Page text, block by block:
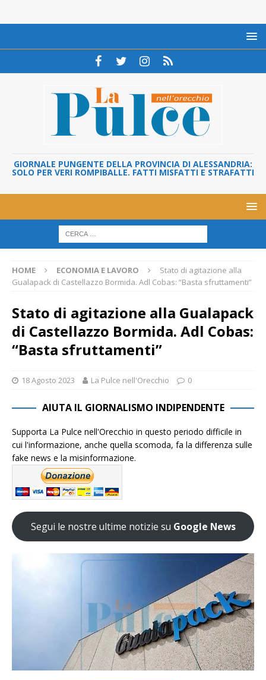
GIORNALE PUNGENTE DELLA PROVINCIA DI ALESSANDRIA:
SOLO PER VERI ROMPIBALLE. FATTI MISFATTI E STRAFATTI
HOME ECONOMIA E LAVORO
Stato di agitazione alla
Gualapack di Castellazzo Bormida. Adl Cobas: “Basta sfruttamenti”
Stato di agitazione alla Gualapack
di Castellazzo Bormida. Adl Cobas:
“Basta sfruttamenti”
18 Agosto 2023 La Pulce nell'Orecchio 0
AIUTA IL GIORNALISMO INDIPENDENTE
Supporta La Pulce nell'Orecchio in questo periodo difficile in
cui l'informazione, anche quella scomoda, fa la differenza sulle
fake news e la misinformazione.
Segui le nostre ultime notizie su Google News